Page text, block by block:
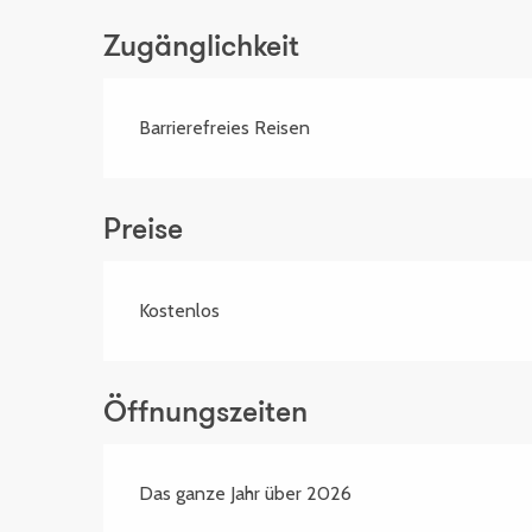
Zugänglichkeit
Barrierefreies Reisen
Preise
Kostenlos
Öffnungszeiten
Das ganze Jahr über 2026